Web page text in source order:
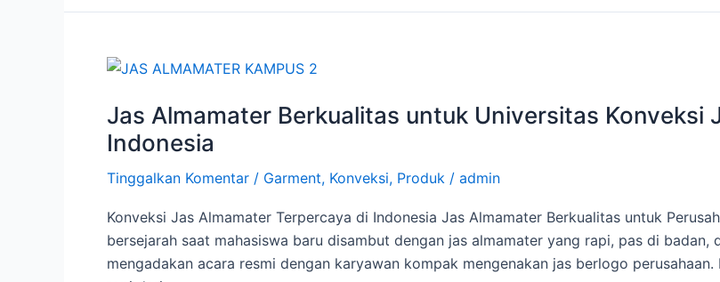
Jas Almamater Berkualitas untuk Universitas Konveksi
Indonesia
Tinggalkan Komentar / Garment, Konveksi, Produk / admin
Konveksi Jas Almamater Terpercaya di Indonesia Jas Almamater Berkualitas untuk
bersejarah saat mahasiswa baru disambut dengan jas almamater yang rapi, pas di badan,
mengadakan acara resmi dengan karyawan kompak mengenakan jas berlogo
Jas
Berkualitas
untuk
Konveksi
Almamater
Terpercaya
di